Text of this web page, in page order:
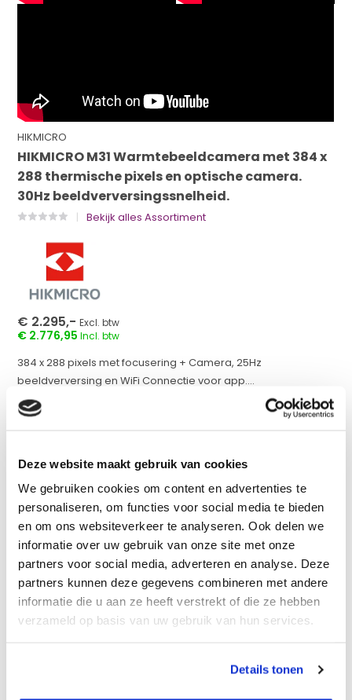
Deze website maakt gebruik van cookies
We gebruiken cookies om content en advertenties te
personaliseren, om functies voor social media te bieden
en om ons websiteverkeer te analyseren. Ook delen we
informatie over uw gebruik van onze site met onze
partners voor social media, adverteren en analyse. Deze
partners kunnen deze gegevens combineren met andere
informatie die u aan ze heeft verstrekt of die ze hebben
verzameld op basis van uw gebruik van hun services.
Details tonen
HIKMICRO
HIKMICRO M31 Warmtebeeldcamera met 384 x
288 thermische pixels en optische camera.
30Hz beeldverversingssnelheid.
Bekijk alles Assortiment
€ 2.295,-Excl. btw
€ 2.776,95Incl. btw
384 x 288 pixels met focusering + Camera, 25Hz
beeldverversing en WiFi Connectie voor app....
verzonden
Plus en minpunten volgens onze specialist
Super scherp thermobeeld
3.5" LCD touchscreen
Focuseerbare lens
Geen verwisselbare lens